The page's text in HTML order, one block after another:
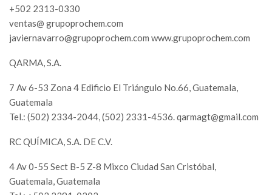
+502 2313-0330
ventas@ grupoprochem.com
javiernavarro@grupoprochem.com www.grupoprochem.com
QARMA, S.A.
7 Av 6-53 Zona 4 Edificio El Triángulo No.66, Guatemala,
Guatemala
Tel.: (502) 2334-2044, (502) 2331-4536.qarmagt@gmail.com
RC QUÍMICA, S.A. DE C.V.
4 Av 0-55 Sect B-5 Z-8 Mixco Ciudad San Cristóbal,
Guatemala, Guatemala